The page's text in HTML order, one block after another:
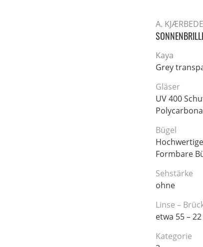
A. KJÆRBEDE
Kaya
Grey
Gläser
UV 400
Bügel
Formbare
Sehstärke
ohne
Linse –
etwa 55 –
Kategorie